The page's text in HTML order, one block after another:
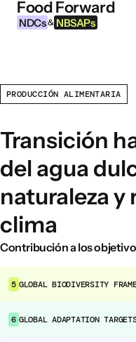
Ir al contenido
Food Forward
NDCs & NBSAPs
INFORMACIÓN
Acerca de esta
¿Qué son los
¿Qué son las
Por qué actuar
sistemas
ÁREAS DE INTERVENCIÓN
Entorno
Gobernanza
Producción
Cadenas de
PRODUCCIÓN ALIMENTARIA
Transición
del agua
naturaleza y
clima
Contribución a los
5 GLOBAL BIODIVERSITY
6 GLOBAL ADAPTATION